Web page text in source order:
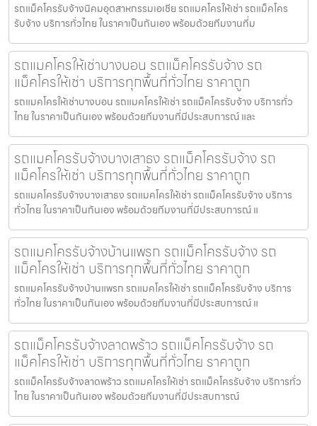
รถแม็คโครรับจ้างนิคมอุตสาหกรรมเอเชีย รถแมคโครให้เช่า รถแม็คโคร
รับจ้าง บริการทั่วไทย ในราคาเป็นกันเอง พร้อมด้วยทีมงานที่ม
รถแมคโครให้เช่าบางบอน รถแม็คโครรับจ้าง รถ
แม็คโครให้เช่า บริการทุกพื้นที่ทั่วไทย ราคาถูก
รถแมคโครให้เช่าบางบอน รถแมคโครให้เช่า รถแม็คโครรับจ้าง บริการทั่ว
ไทย ในราคาเป็นกันเอง พร้อมด้วยทีมงานที่มีประสบการณ์ และ
รถแมคโครรับจ้างบางเสาธง รถแม็คโครรับจ้าง รถ
แม็คโครให้เช่า บริการทุกพื้นที่ทั่วไทย ราคาถูก
รถแมคโครรับจ้างบางเสาธง รถแมคโครให้เช่า รถแม็คโครรับจ้าง บริการ
ทั่วไทย ในราคาเป็นกันเอง พร้อมด้วยทีมงานที่มีประสบการณ์ แ
รถแมคโครรับจ้างบ้านแพรก รถแม็คโครรับจ้าง รถ
แม็คโครให้เช่า บริการทุกพื้นที่ทั่วไทย ราคาถูก
รถแมคโครรับจ้างบ้านแพรก รถแมคโครให้เช่า รถแม็คโครรับจ้าง บริการ
ทั่วไทย ในราคาเป็นกันเอง พร้อมด้วยทีมงานที่มีประสบการณ์ แ
รถแม็คโครรับจ้างลาดพร้าว รถแม็คโครรับจ้าง รถ
แม็คโครให้เช่า บริการทุกพื้นที่ทั่วไทย ราคาถูก
รถแม็คโครรับจ้างลาดพร้าว รถแมคโครให้เช่า รถแม็คโครรับจ้าง บริการทั่ว
ไทย ในราคาเป็นกันเอง พร้อมด้วยทีมงานที่มีประสบการณ์